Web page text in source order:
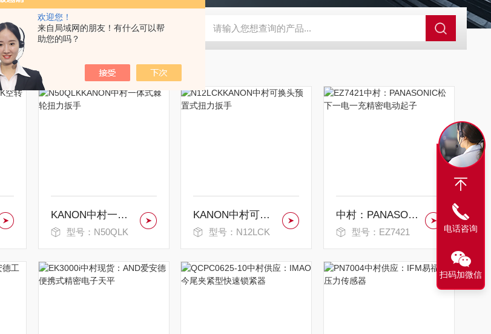
欢迎您！
来自局域网的朋友！有什么可以帮
助您的吗？
MD-Win日本：KEM京都电子汞测量和控制软件 GVA-710KEM京都电子燃气量空调帐篷测量仪 E3Z-BOMRON放大器
KANON中村一体式棘轮扭力扳手
型号：N50QLK
KANON中村可换头预置式扭力扳手
型号：N12LCK
中村：PANASONIC松下一电一充精密电动起子
型号：EZ7421 电话咨询
扫码加微信